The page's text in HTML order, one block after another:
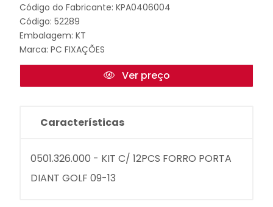
Código do Fabricante: KPA0406004
Código: 52289
Embalagem: KT
Marca: PC FIXAÇÕES
Ver preço
Características
0501.326.000 - KIT C/ 12PCS FORRO PORTA
DIANT GOLF 09-13